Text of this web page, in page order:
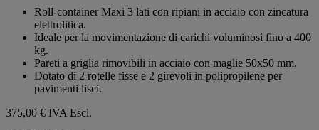
Roll-container Maxi 3 lati con ripiani in acciaio con zincatura
elettrolitica.
Ideale per la movimentazione di carichi voluminosi fino a 400
kg.
Pareti a griglia rimovibili in acciaio con maglie 50x50 mm.
Dotato di 2 rotelle fisse e 2 girevoli in polipropilene per
pavimenti lisci.
375,00 € IVA Escl.